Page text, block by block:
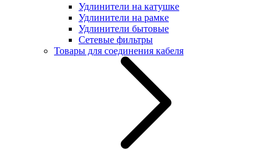
Удлинители на катушке
Удлинители на рамке
Удлинители бытовые
Сетевые фильтры
Товары для соединения кабеля